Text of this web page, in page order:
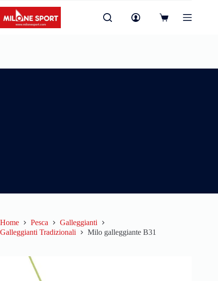
Home Pesca
Galleggianti
Galleggianti Tradizionali
Milo galleggiante B31